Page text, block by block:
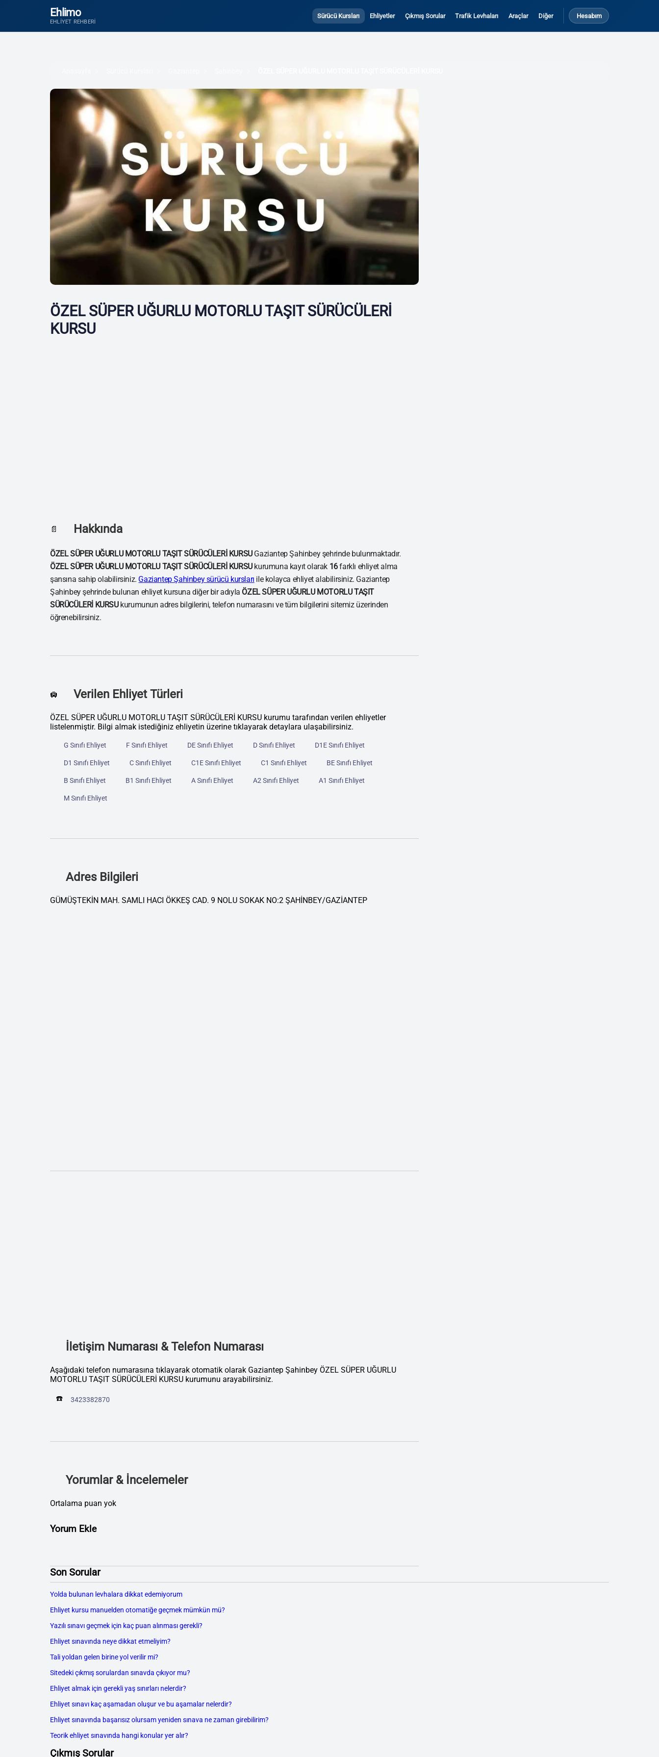
Ehlimo
EHLIYET REHBERI
Sürücü Kursları Ehliyetler Çıkmış Sorular Trafik Levhaları Araçlar Diğer Hesabım
ÖZEL SÜPER UĞURLU MOTORLU TAŞIT SÜRÜCÜLERİ
KURSU
📄 Hakkında
ÖZEL SÜPER UĞURLU MOTORLU TAŞIT SÜRÜCÜLERİ KURSUGaziantep Şahinbey şehrinde bulunmaktadır.
ÖZEL SÜPER UĞURLU MOTORLU TAŞIT SÜRÜCÜLERİ KURSUkurumuna kayıt olarak 16farklı ehliyet alma
şansına sahip olabilirsiniz. Gaziantep Şahinbey sürücü kursları ile kolayca ehliyet alabilirsiniz. Gaziantep
Şahinbey şehrinde bulunan ehliyet kursuna diğer bir adıyla ÖZEL SÜPER UĞURLU MOTORLU TAŞIT
SÜRÜCÜLERİ KURSUkurumunun adres bilgilerini, telefon numarasını ve tüm bilgilerini sitemiz üzerinden
öğrenebilirsiniz.
🛄 Verilen Ehliyet Türleri
ÖZEL SÜPER UĞURLU MOTORLU TAŞIT SÜRÜCÜLERİ KURSU kurumu tarafından verilen ehliyetler
listelenmiştir. Bilgi almak istediğiniz ehliyetin üzerine tıklayarak detaylara ulaşabilirsiniz.
G Sınıfı Ehliyet F Sınıfı Ehliyet DE Sınıfı Ehliyet D Sınıfı Ehliyet D1E Sınıfı Ehliyet
D1 Sınıfı Ehliyet C Sınıfı Ehliyet C1E Sınıfı Ehliyet C1 Sınıfı Ehliyet BE Sınıfı Ehliyet
B Sınıfı Ehliyet B1 Sınıfı Ehliyet A Sınıfı Ehliyet A2 Sınıfı Ehliyet A1 Sınıfı Ehliyet
M Sınıfı Ehliyet
Adres Bilgileri
GÜMÜŞTEKİN MAH. SAMLI HACI ÖKKEŞ CAD. 9 NOLU SOKAK NO:2 ŞAHİNBEY/GAZİANTEP
İletişim Numarası & Telefon Numarası
Aşağıdaki telefon numarasına tıklayarak otomatik olarak Gaziantep Şahinbey ÖZEL SÜPER UĞURLU
MOTORLU TAŞIT SÜRÜCÜLERİ KURSU kurumunu arayabilirsiniz.
☎️ 3423382870
Yorumlar & İncelemeler
Ortalama puan yok
Yorum Ekle
Son Sorular
Yolda bulunan levhalara dikkat edemiyorum
Ehliyet kursu manuelden otomatiğe geçmek mümkün mü?
Yazılı sınavı geçmek için kaç puan alınması gerekli?
Ehliyet sınavında neye dikkat etmeliyim?
Tali yoldan gelen birine yol verilir mi?
Sitedeki çıkmış sorulardan sınavda çıkıyor mu?
Ehliyet almak için gerekli yaş sınırları nelerdir?
Ehliyet sınavı kaç aşamadan oluşur ve bu aşamalar nelerdir?
Ehliyet sınavında başarısız olursam yeniden sınava ne zaman girebilirim?
Teorik ehliyet sınavında hangi konular yer alır?
Çıkmış Sorular